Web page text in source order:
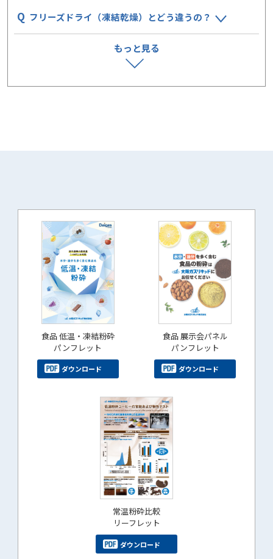
フリーズドライ（凍結乾燥）とどう違うの？
もっと見る
食品 低温・凍結粉砕
パンフレット
ダウンロード
食品 展示会パネル
パンフレット
ダウンロード
常温粉砕比較
リーフレット
ダウンロード